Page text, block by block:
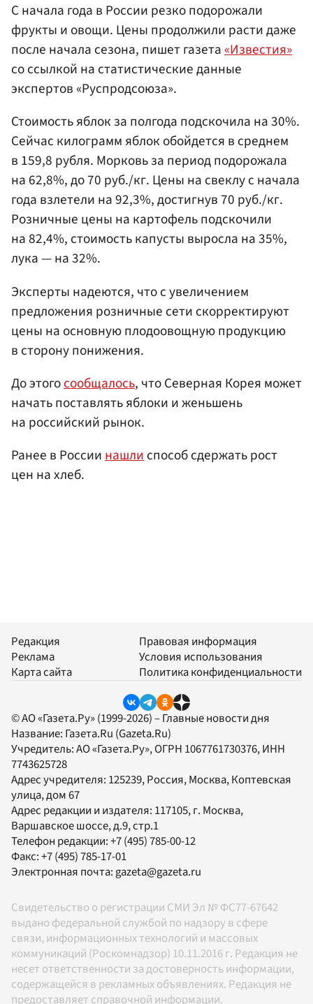
С начала года в России резко подорожали
фрукты и овощи. Цены продолжили расти даже
после начала сезона, пишет газета«Известия»
со ссылкой на статистические данные
экспертов «Руспродсоюза».
Стоимость яблок за полгода подскочила на 30%.
Сейчас килограмм яблок обойдется в среднем
в 159,8 рубля. Морковь за период подорожала
на 62,8%, до 70 руб./кг. Цены на свеклу с начала
года взлетели на 92,3%, достигнув 70 руб./кг.
Розничные цены на картофель подскочили
на 82,4%, стоимость капусты выросла на 35%,
лука — на 32%.
Эксперты надеются, что с увеличением
предложения розничные сети скорректируют
цены на основную плодоовощную продукцию
в сторону понижения.
До этогосообщалось, что Северная Корея может
начать поставлять яблоки и женьшень
на российский рынок.
Ранее в Россиинашлиспособ сдержать рост
цен на хлеб.
Редакция
Реклама
Карта сайта
Правовая информация
Условия использования
Политика конфиденциальности
© АО «Газета.Ру» (1999-2026) – Главные новости дня
Название: Газета.Ru (Gazeta.Ru)
Учредитель:АО «Газета.Ру», ОГРН 1067761730376, ИНН
7743625728
Адрес учредителя: 125239, Россия, Москва, Коптевская
улица, дом 67
Адрес редакции и издателя: 117105, г. Москва,
Варшавское шоссе, д.9, стр.1
Телефон редакции:+7 (495) 785-00-12
Факс:+7 (495) 785-17-01
Электронная почта:gazeta@gazeta.ru
Свидетельство о регистрации СМИ Эл № ФС77-67642
выдано федеральной службой по надзору в сфере
связи, информационных технологий и массовых
коммуникаций (Роскомнадзор) 10.11.2016 г. Редакция не
несет ответственности за достоверность информации,
содержащейся в рекламных объявлениях. Редакция не
предоставляет справочной информации.